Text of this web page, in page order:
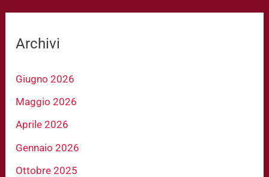
Archivi
Giugno 2026
Maggio 2026
Aprile 2026
Gennaio 2026
Ottobre 2025